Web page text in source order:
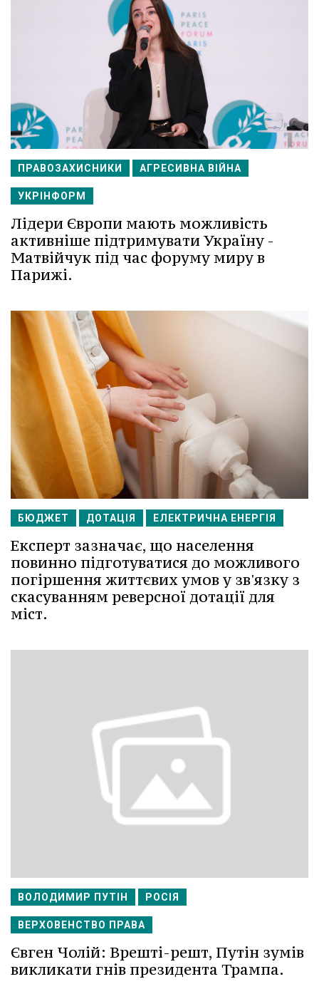
ПРАВОЗАХИСНИКИ АГРЕСИВНА ВІЙНА
УКРІНФОРМ
Лідери Європи мають можливість
активніше підтримувати Україну -
Матвійчук під час форуму миру в
Парижі.
БЮДЖЕТ ДОТАЦІЯ ЕЛЕКТРИЧНА ЕНЕРГІЯ
Експерт зазначає, що населення
повинно підготуватися до можливого
погіршення життєвих умов у зв'язку з
скасуванням реверсної дотації для
міст.
ВОЛОДИМИР ПУТІН РОСІЯ
ВЕРХОВЕНСТВО ПРАВА
Євген Чолій: Врешті-решт, Путін зумів
викликати гнів президента Трампа.